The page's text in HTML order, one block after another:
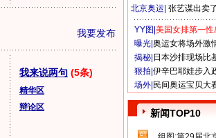
我要发布
我来说两句 (5条)
精华区
辩论区
北京奥运 张艺谋出卖
YY图| 美国女排第一性
曝光| 奥运女将场外激
揭秘| 日本沙排现场比
狠拍| 伊辛巴耶娃步入
场外| 民间奥运宝贝大
新闻TOP10